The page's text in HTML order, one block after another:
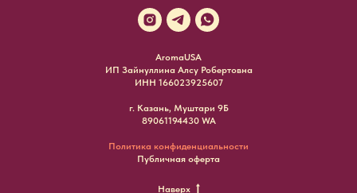
AromaUSA
ИП Зайнуллина Алсу Робертовна
ИНН 166023925607
г. Казань, Муштари 9Б
89061194430 WA
Политика конфиденциальности
Публичная оферта
Наверх